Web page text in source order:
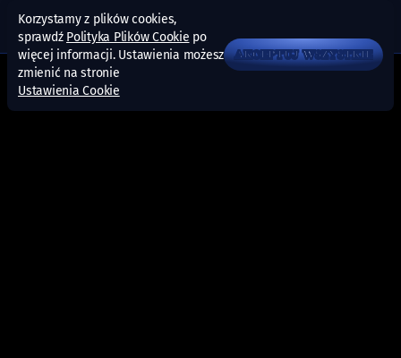
Korzystamy z plików cookies,
sprawdź Polityka Plików Cookie po
więcej informacji. Ustawienia możesz
zmienić na stronie
Ustawienia Cookie
AKCEPTUJ WSZYSTKIE